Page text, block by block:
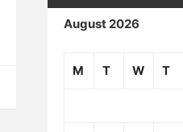
August 2026
M T W T